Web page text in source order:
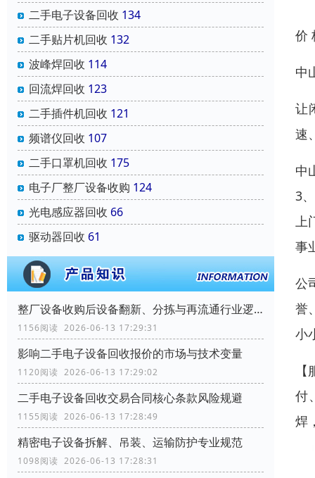
二手电子设备回收 134
二手贴片机回收 132
波峰焊回收 114
回流焊回收 123
二手插件机回收 121
频谱仪回收 107
二手口罩机回收 175
电子厂整厂设备收购 124
光电感应器回收 66
驱动器回收 61
整厂设备收购后设备翻新、分拣与再流通行业逻辑
1156阅读 2026-06-13 17:29:31
影响二手电子设备回收报价的市场与技术变量
1120阅读 2026-06-13 17:29:02
二手电子设备回收交易合同核心条款风险规避
1155阅读 2026-06-13 17:28:49
精密电子设备拆解、吊装、运输防护专业规范
1098阅读 2026-06-13 17:28:31
价
中
让
速
中
3
上
事
公
誉
小
付
焊